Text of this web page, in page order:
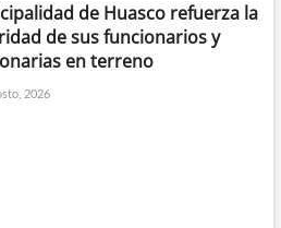
de Huasco refuerza la
de sus funcionarios y
en terreno
2026